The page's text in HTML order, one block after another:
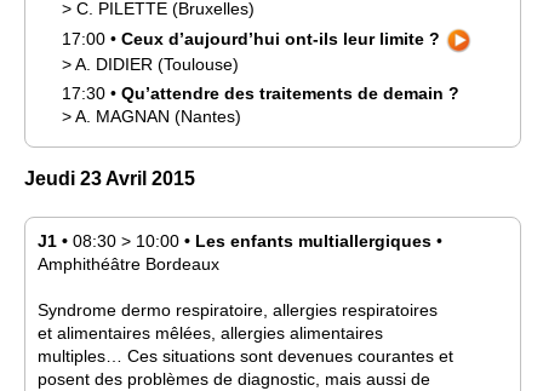
> C. PILETTE (Bruxelles)
17:00 • Ceux d’aujourd’hui ont-ils leur limite ?
>A. DIDIER (Toulouse)
17:30 • Qu’attendre des traitements de demain ?
>A. MAGNAN (Nantes)
Jeudi 23 Avril 2015
J1 • 08:30 > 10:00 • Les enfants multiallergiques •
Amphithéâtre Bordeaux
Syndrome dermo respiratoire, allergies respiratoires
et alimentaires mêlées, allergies alimentaires
multiples… Ces situations sont devenues courantes et
posent des problèmes de diagnostic, mais aussi de